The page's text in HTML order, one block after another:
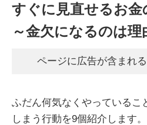
すぐに見直せるお金
～金欠になるのは理
ページに広告が含まれ
ふだん何気なくやっているこ
しまう行動を9個紹介します。